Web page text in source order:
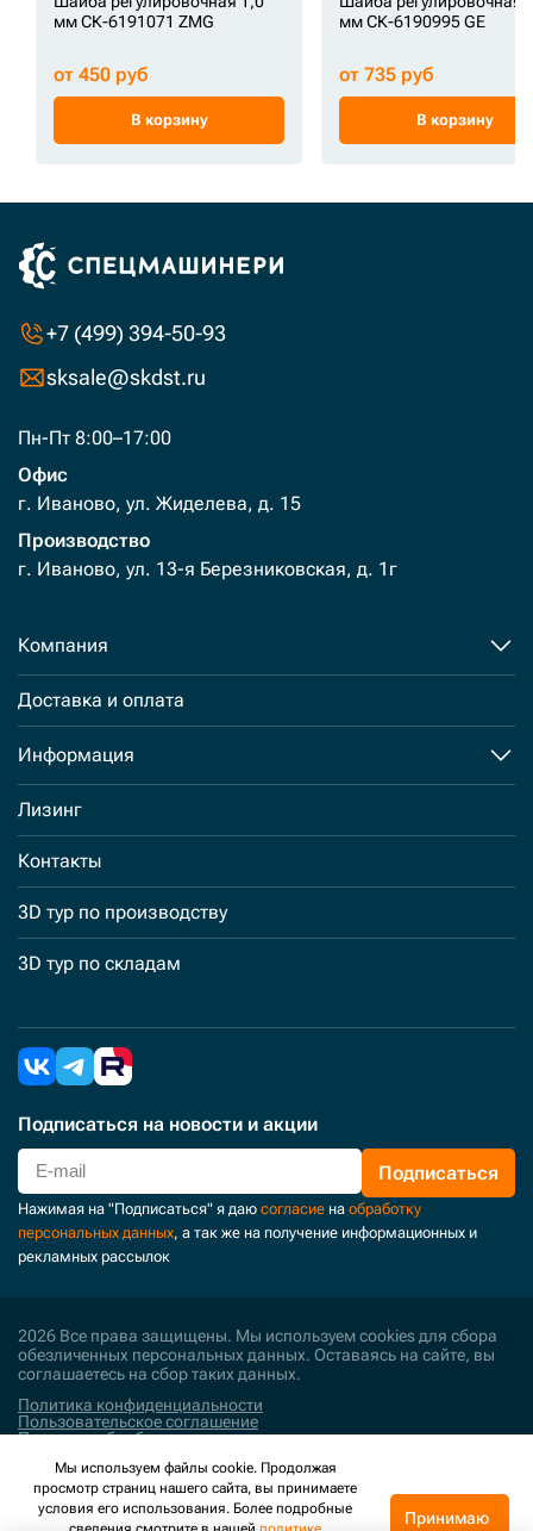
мм СК-6191071 ZMG
от 450 руб
В корзину
мм СК-6190995 GE
от 735 руб
В корзину
+7 (499) 394-50-93
sksale@skdst.ru
Пн-Пт 8:00–17:00
Офис
г. Иваново, ул. Жиделева, д. 15
Производство
г. Иваново, ул. 13-я Березниковская, д. 1г
Компания
Доставка и оплата
Информация
Лизинг
Контакты
3D тур по производству
3D тур по складам
Подписаться на новости и акции
Подписаться
Нажимая на "Подписаться" я даю согласие на обработку
персональных данных, а так же на получение информационных и
рекламных рассылок
2026 Все права защищены. Мы используем cookies для сбора
обезличенных персональных данных. Оставаясь на сайте, вы
соглашаетесь на сбор таких данных.
Политика конфиденциальности
Пользовательское соглашение
Политика обработки персональных данных
Поддержка и развитие
Мы используем файлы cookie. Продолжая
просмотр страниц нашего сайта, вы принимаете
условия его использования. Более подробные
Принимаю